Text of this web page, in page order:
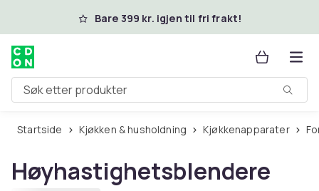
Hopp til hovedinnholdBare 399 kr. igjen til fri frakt!
Søk etter produkter
Startside Kjøkken & husholdning Kjøkkenapparater
Høyhastighetsblendere